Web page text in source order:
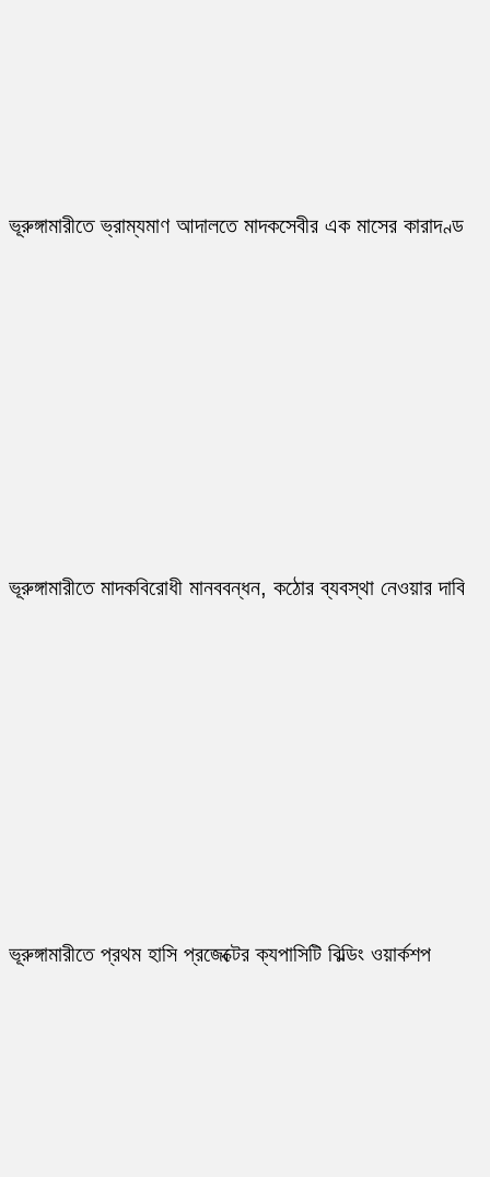
ভূরুঙ্গামারীতে ভ্রাম্যমাণ আদালতে মাদকসেবীর এক মাসের কারাদণ্ড
ভূরুঙ্গামারীতে মাদকবিরোধী মানববন্ধন, কঠোর ব্যবস্থা নেওয়ার দাবি
ভূরুঙ্গামারীতে প্রথম হাসি প্রজেক্টের ক্যপাসিটি বিল্ডিং ওয়ার্কশপ